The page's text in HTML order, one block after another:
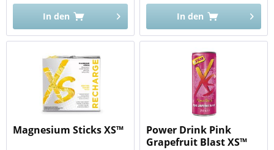
In den In den
Magnesium Sticks XS™
Power Drink Pink
Grapefruit Blast XS™